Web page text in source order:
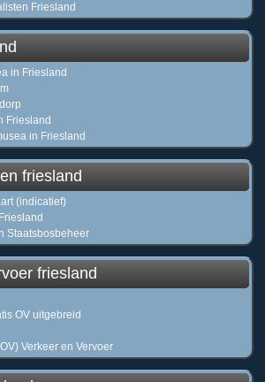
Friesland
in Friesland
Friesland
in Friesland
friesland
(indicatief)
Staatsbosbeheer
friesland
OV uitgebreid
Verkeer en Vervoer